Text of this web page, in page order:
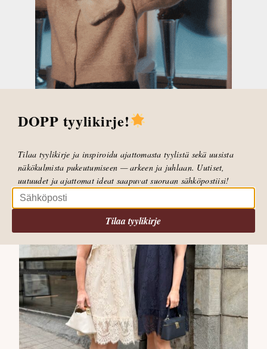
heidän sivustoon ja kauniisiin asukokonaisuuksiin,
mitä he valitsivat liikkeestämme. Pääset heidän
sivustolle
tästä!
TUNNISTEET Juhlamekko,More&More
KATEGORIAT Juhlat,Mekot
AIHEESEEN LIITTYVÄT KIRJOITUKSET
DOPP tyylikirje!
Tilaa tyylikirje ja inspiroidu ajattomasta tyylistä sekä uusista
näkökulmista pukeutumiseen — arkeen ja juhlaan. Uutiset,
uutuudet ja ajattomat ideat saapuvat suoraan sähköpostiisi!
Tilaa tyylikirje